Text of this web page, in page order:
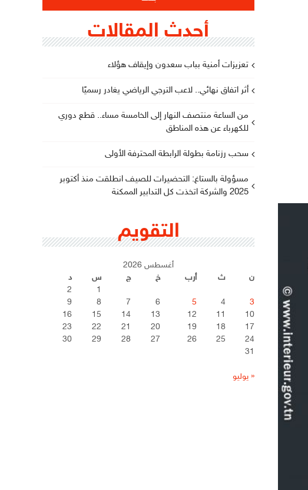
أحدث المقالات
تعزيزات أمنية بباب سعدون وإيقاف هؤلاء
أثر اتفاق نهائي.. لاعب الترجي الرياضي يغادر رسميًا
من الساعة منتصف النهار إلى الخامسة مساء.. قطع دوري
للكهرباء عن هذه المناطق
سحب رزنامة بطولة الرابطة المحترفة الأولى
مسؤولة بالستاغ: التحضيرات للصيف انطلقت منذ أكتوبر
2025 والشركة اتخذت كل التدابير الممكنة
التقويم
أغسطس 2026
ن
ث أرب خ ج س
د
1
2
3
4
5
6
7
8
9
10
11
12
13
14
15
16
17
18
19
20
21
22
23
24
25
26
27
28
29
30
31
« يوليو